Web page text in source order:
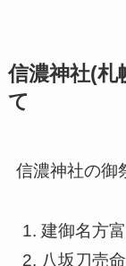
信濃神社(札
て
信濃神社の御
建御名方
八坂刀売命